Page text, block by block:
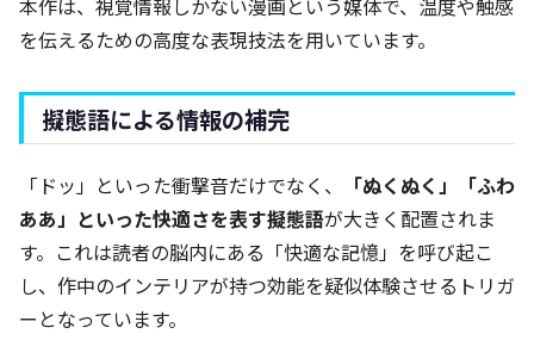
本作は、視覚情報しかない漫画という媒体で、温度や触感
を伝えるための高度な表現技法を用いています。
擬態語による情報の補完
「ドッ」といった衝撃音だけでなく、
「ぬくぬく」「ふわ
ああ」といった快適さを表す擬態語が大きく配置されま
す。これは読者の脳内にある「快適な記憶」を呼び起こ
し、作中のインテリアが持つ効能を疑似体験させるトリガ
ーとなっています。